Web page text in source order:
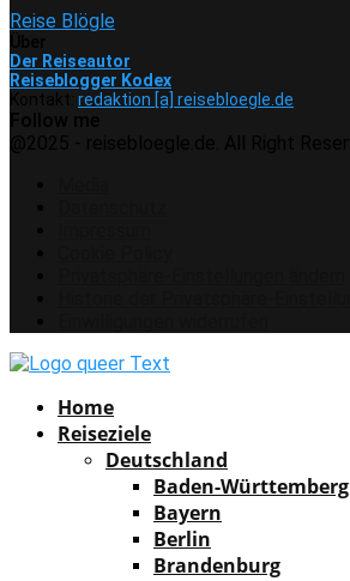
Reise Blögle
Der Reiseautor
Reiseblogger Kodex
redaktion [a] reisebloegle.de
Home
Reiseziele
Deutschland
Baden-Württemberg
Bayern
Berlin
Brandenburg